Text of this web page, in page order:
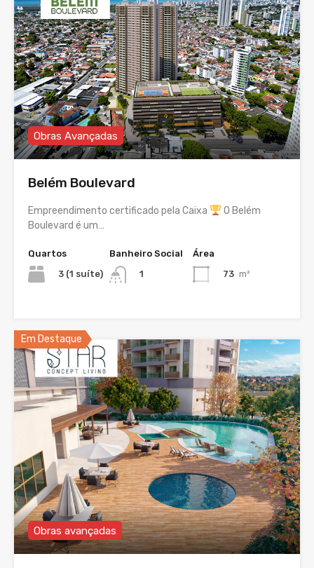
Obras Avançadas
Belém Boulevard
Empreendimento certificado pela Caixa
O Belém
Boulevard é um…
Quartos
3 (1 suíte)
Banheiro Social
1
Área
73 m²
Em Destaque
Obras avançadas